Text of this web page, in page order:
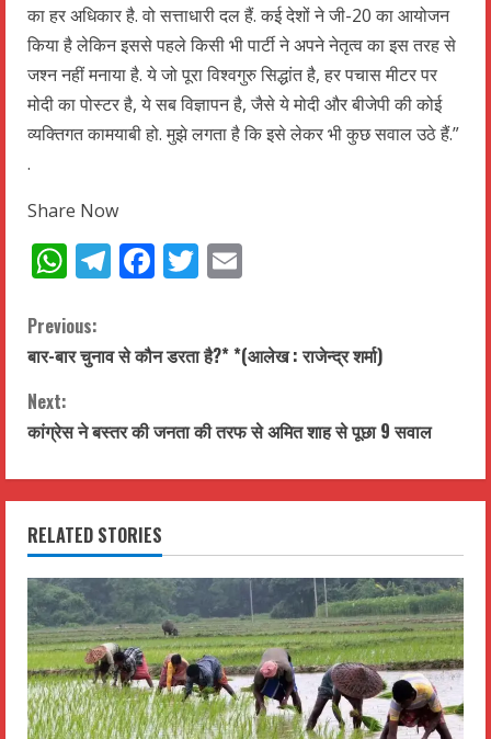
का हर अधिकार है. वो सत्ताधारी दल हैं. कई देशों ने जी-20 का आयोजन
किया है लेकिन इससे पहले किसी भी पार्टी ने अपने नेतृत्व का इस तरह से
जश्न नहीं मनाया है. ये जो पूरा विश्वगुरु सिद्धांत है, हर पचास मीटर पर
मोदी का पोस्टर है, ये सब विज्ञापन है, जैसे ये मोदी और बीजेपी की कोई
व्यक्तिगत कामयाबी हो. मुझे लगता है कि इसे लेकर भी कुछ सवाल उठे हैं.”
.
Share Now
WhatsApp
Telegram
Facebook
Twitter
C
o
n
t
i
n
u
e
R
Previous:
बार-बार चुनाव से कौन डरता है?* *(आलेख : राजेन्द्र शर्मा)
Next:
कांग्रेस ने बस्तर की जनता की तरफ से अमित शाह से पूछा 9 सवाल
RELATED STORIES